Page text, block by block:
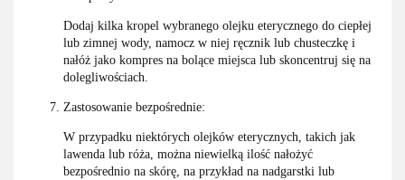
Dodaj kilka kropel wybranego olejku eterycznego do ciepłej
lub zimnej wody, namocz w niej ręcznik lub chusteczkę i
nałóż jako kompres na bolące miejsca lub skoncentruj się na
dolegliwościach.
Zastosowanie bezpośrednie:
W przypadku niektórych olejków eterycznych, takich jak
lawenda lub róża, można niewielką ilość nałożyć
bezpośrednio na skórę, na przykład na nadgarstki lub